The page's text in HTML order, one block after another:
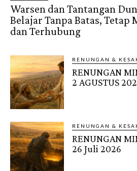
Warsen dan Tantangan
Belajar Tanpa Batas, Tetap
dan Terhubung
RENUNGAN &
RENUNGAN
2 AGUSTUS
RENUNGAN &
RENUNGAN
26 Juli 2026